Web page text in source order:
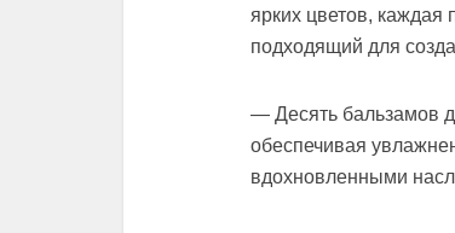
ярких цветов,
подходящий для
— Десять бальзамов
обеспечивая
вдохновленными